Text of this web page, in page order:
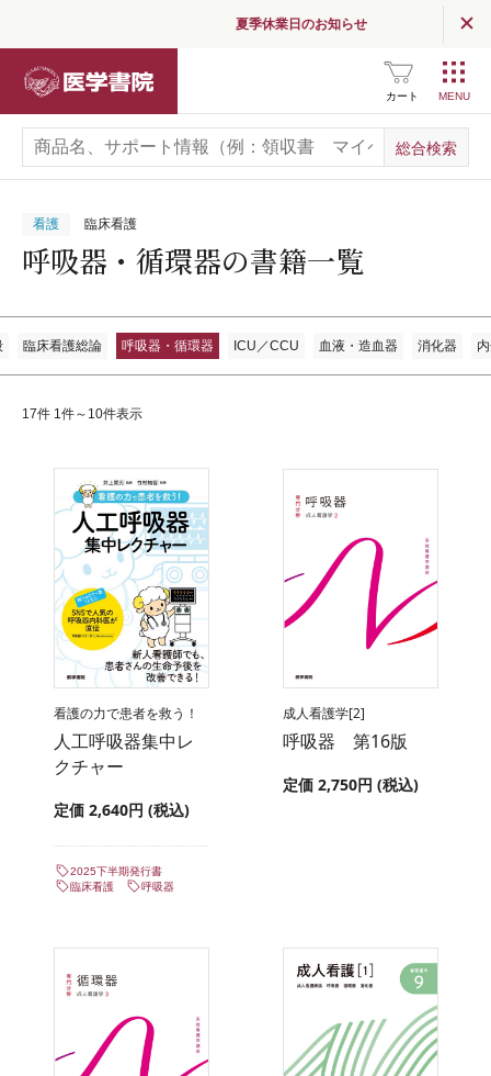
夏季休業日のお知らせ
カート
看護 臨床看護
呼吸器・循環器の書籍一覧
臨床看護総論 呼吸器・循環器 ICU／CCU 血液・造血器 消化器
17件 1件～10件表示
看護の力で患者を救う！
人工呼吸器集中レ
クチャー
定価 2,640円 (税込)
2025下半期発行書
臨床看護
呼吸器
成人看護学[2]
呼吸器 第16版
定価 2,750円 (税込)